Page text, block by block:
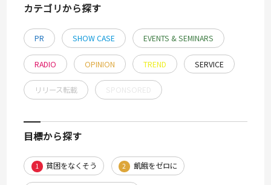
カテゴリから探す
PR SHOW CASE EVENTS & SEMINARS
RADIO OPINION TREND SERVICE
リリース転載
目標から探す
1 貧困をなくそう 2 飢餓をゼロに